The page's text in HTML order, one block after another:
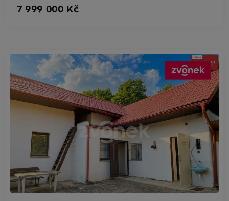
7 999 000 Kč